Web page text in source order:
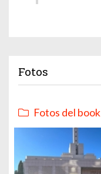
Fotos
Fotos del book